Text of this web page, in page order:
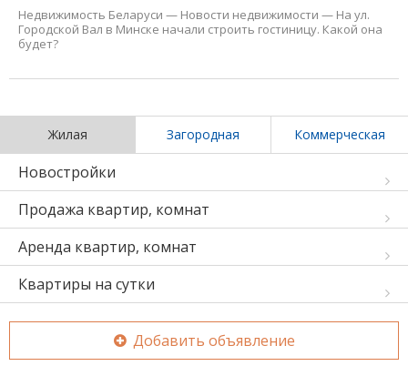
Недвижимость Беларуси — Новости недвижимости — На ул.
Городской Вал в Минске начали строить гостиницу. Какой она
будет?
Жилая Загородная Коммерческая
Новостройки
Продажа квартир, комнат
Аренда квартир, комнат
Квартиры на сутки
Добавить объявление